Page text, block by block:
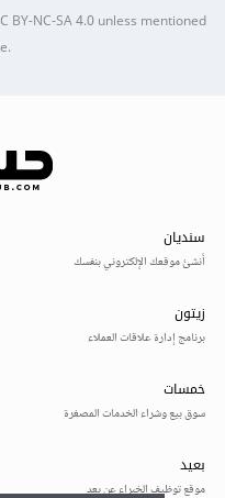
BY-NC-SA 4.0unless mentioned